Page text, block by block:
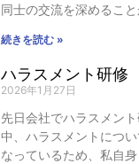
同士の交流を深めるこ
続きを読む »
ハラスメント研修
2026年1月27日
先日会社でハラスメン
中、ハラスメントにつ
なっているため、私自